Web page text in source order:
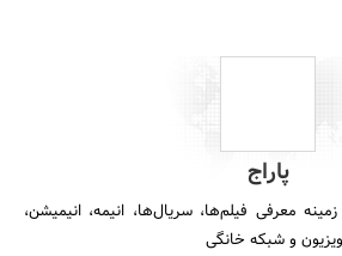
پاراج
معرفی فیلم‌ها، سریال‌ها، انیمه، انیمیشن،
و شبکه خانگی